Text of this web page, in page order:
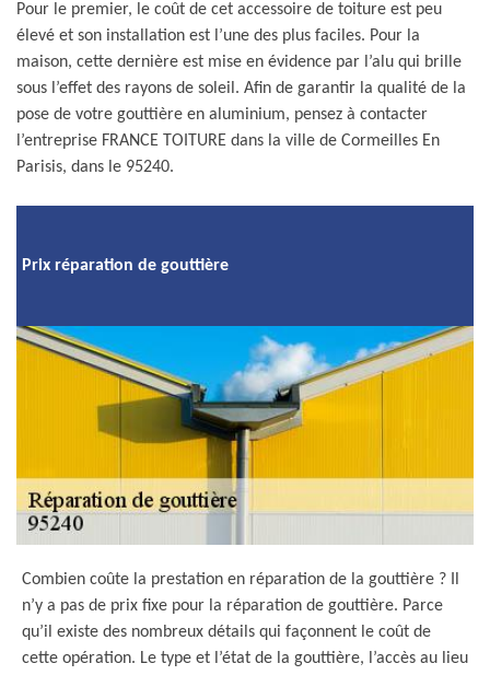
Pour le premier, le coût de cet accessoire de toiture est peu
élevé et son installation est l’une des plus faciles. Pour la
maison, cette dernière est mise en évidence par l’alu qui brille
sous l’effet des rayons de soleil. Afin de garantir la qualité de la
pose de votre gouttière en aluminium, pensez à contacter
l’entreprise FRANCE TOITURE dans la ville de Cormeilles En
Parisis, dans le 95240.
Prix réparation de gouttière
Combien coûte la prestation en réparation de la gouttière ? Il
n’y a pas de prix fixe pour la réparation de gouttière. Parce
qu’il existe des nombreux détails qui façonnent le coût de
cette opération. Le type et l’état de la gouttière, l’accès au lieu